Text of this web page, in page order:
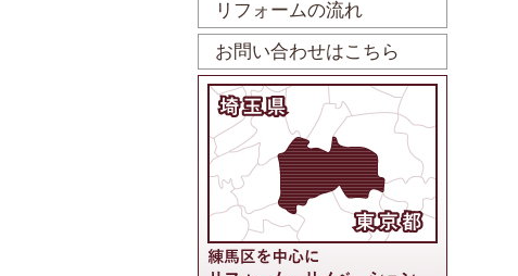
リフォームの流れ
お問い合わせはこちら